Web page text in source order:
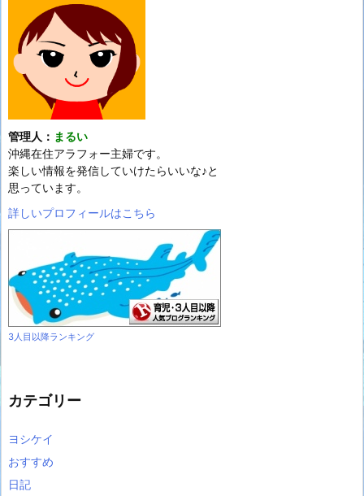
管理人： まるい
沖縄在住アラフォー主婦です。
楽しい情報を発信していけたらいいな♪と
思っています。
詳しいプロフィールはこちら
3人目以降ランキング
カテゴリー
ヨシケイ
おすすめ
日記